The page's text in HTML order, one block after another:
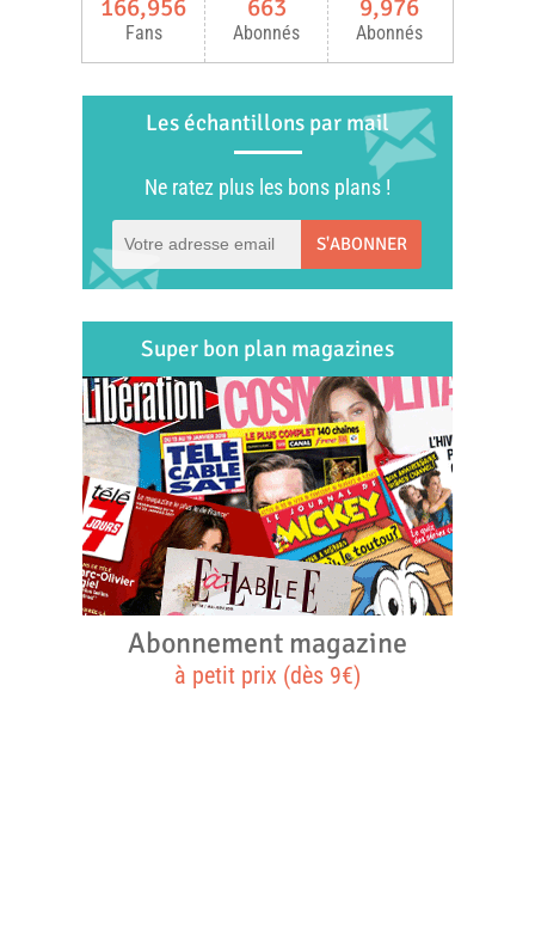
166,956
Fans
663
Abonnés
9,976
Abonnés
Les échantillons par mail
Ne ratez plus les bons plans !
S'ABONNER
Super bon plan magazines
Abonnement magazine
à petit prix (dès 9€)